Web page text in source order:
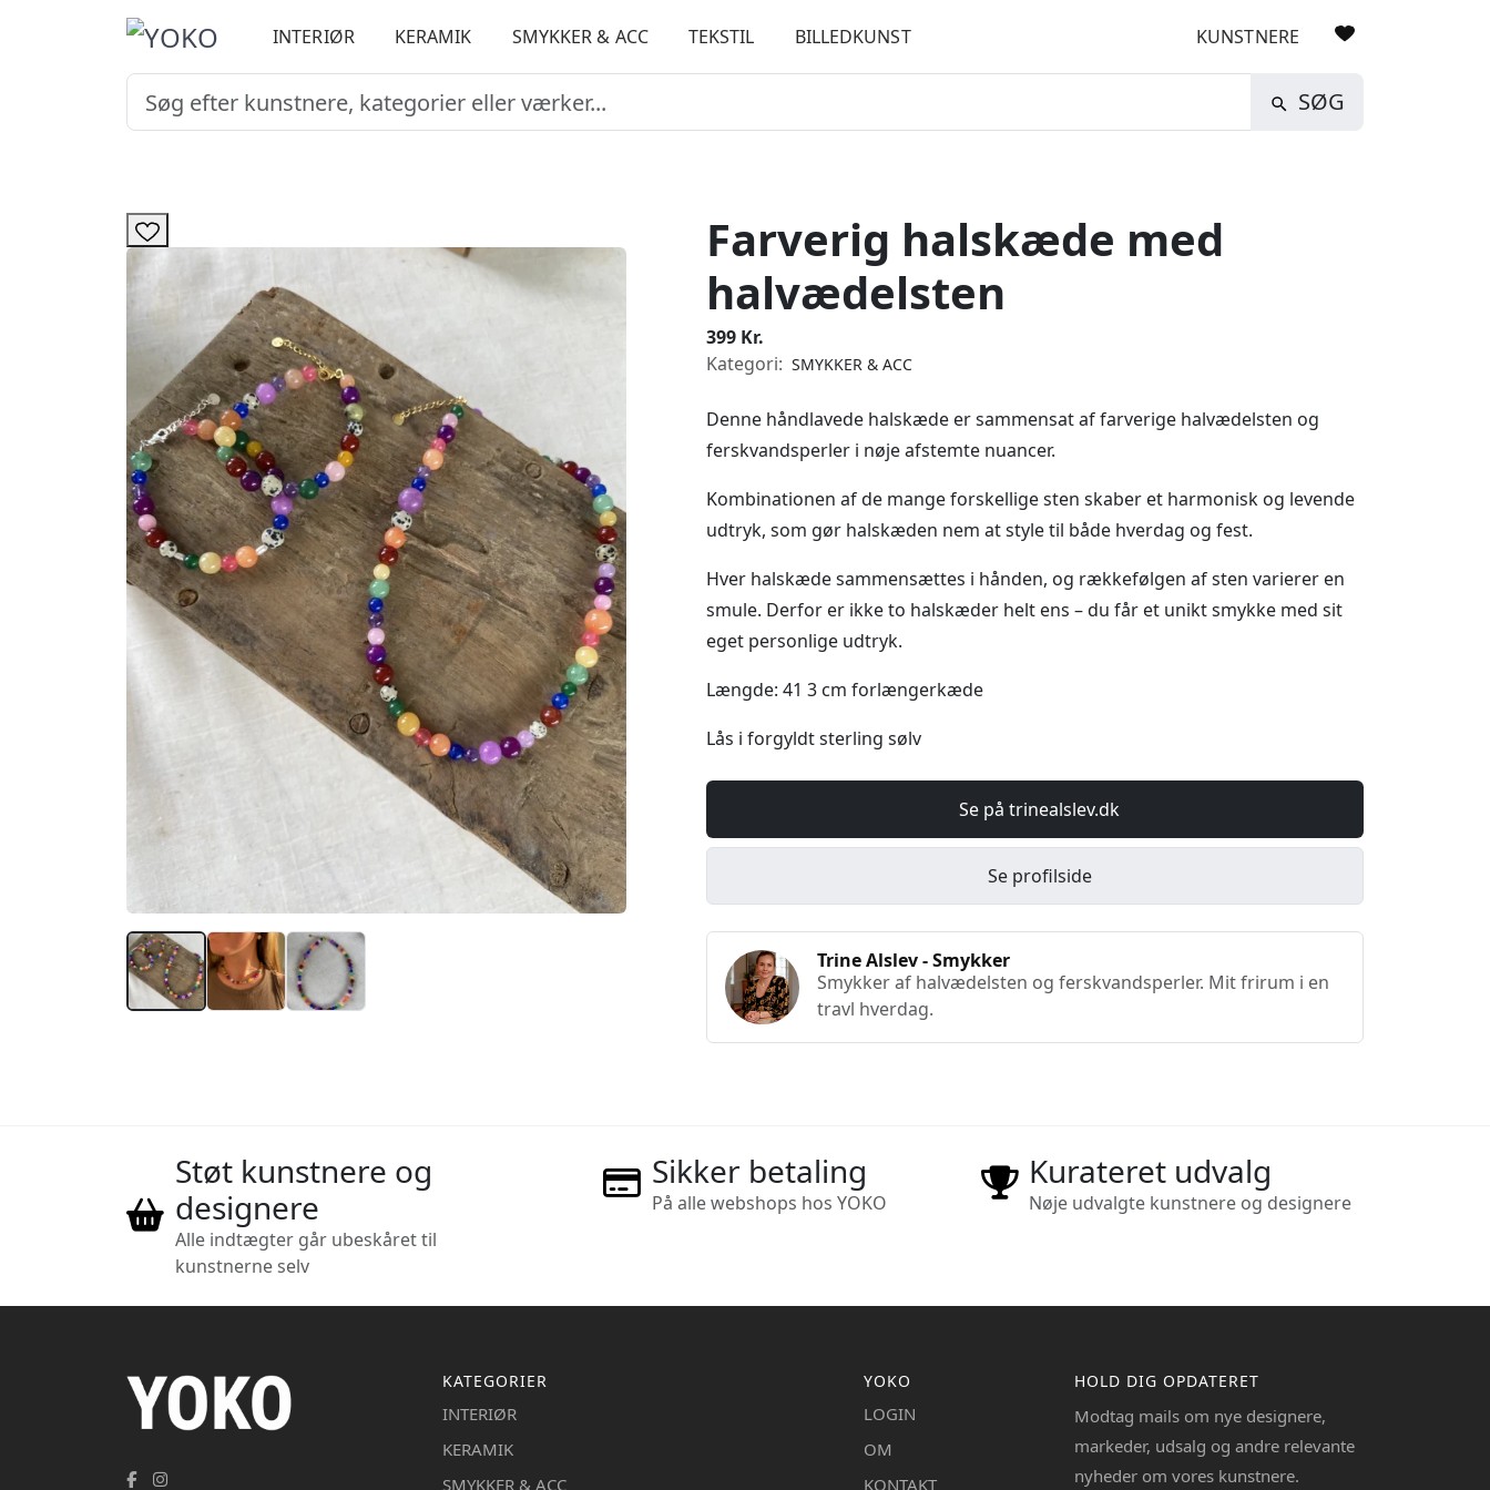
INTERIØR KERAMIK SMYKKER & ACC TEKSTIL BILLEDKUNST KUNSTNERE
SØG
Farverig halskæde med
halvædelsten
399 Kr.
Kategori: SMYKKER & ACC
Denne håndlavede halskæde er sammensat af farverige halvædelsten og
ferskvandsperler i nøje afstemte nuancer.
Kombinationen af de mange forskellige sten skaber et harmonisk og levende
udtryk, som gør halskæden nem at style til både hverdag og fest.
Hver halskæde sammensættes i hånden, og rækkefølgen af sten varierer en
smule. Derfor er ikke to halskæder helt ens – du får et unikt smykke med sit
eget personlige udtryk.
Længde: 41 3 cm forlængerkæde
Lås i forgyldt sterling sølv
Se på trinealslev.dk
Se profilside
Trine Alslev - Smykker
Smykker af halvædelsten og ferskvandsperler. Mit frirum i en
travl hverdag.
Støt kunstnere og
designere
Alle indtægter går ubeskåret til
kunstnerne selv
Sikker betaling
På alle webshops hos YOKO
Kurateret udvalg
Nøje udvalgte kunstnere og designere
KATEGORIER
INTERIØR
KERAMIK
SMYKKER & ACC
YOKO
LOGIN
OM
KONTAKT
HOLD DIG OPDATERET
Modtag mails om nye designere,
markeder, udsalg og andre relevante
nyheder om vores kunstnere.